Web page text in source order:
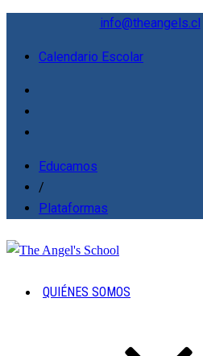
info@theangels.cl
Calendario Escolar
Educamos
/
Plataformas
QUIÉNES SOMOS